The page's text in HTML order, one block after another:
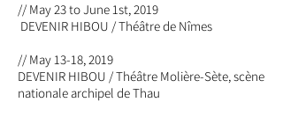
// May 23 to June 1st, 2019
DEVENIR HIBOU / Théâtre de Nîmes
// May 13-18, 2019
DEVENIR HIBOU / Théâtre Molière-Sète, scène
nationale archipel de Thau